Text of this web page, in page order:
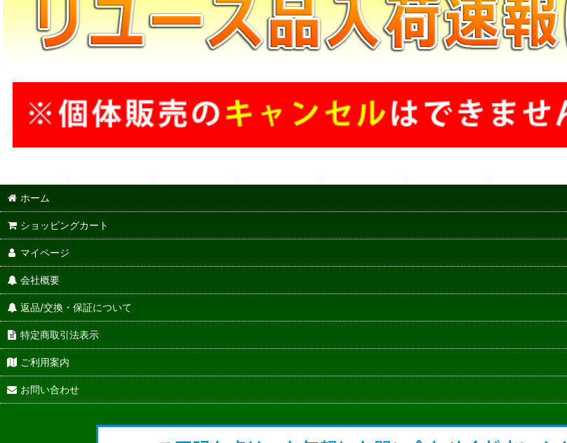
ホーム
ショッピングカート
マイページ
会社概要
返品/交換・保証について
特定商取引法表示
ご利用案内
お問い合わせ